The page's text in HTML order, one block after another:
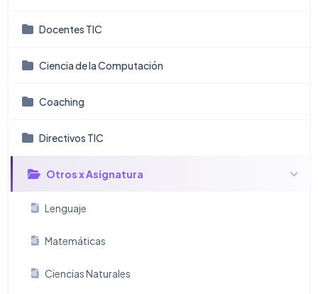
Docentes TIC
Ciencia de la Computación
Coaching
Directivos TIC
Otros x Asignatura
Lenguaje
Matemáticas
Ciencias Naturales